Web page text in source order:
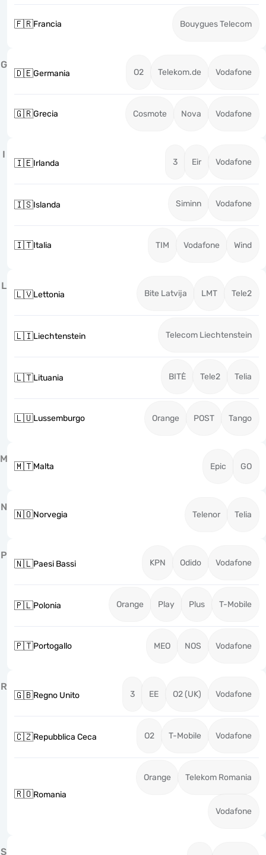
🇫🇷Francia Bouygues Telecom
G
🇩🇪Germania O2 Telekom.de Vodafone
🇬🇷Grecia Cosmote Nova Vodafone
I
🇮🇪Irlanda 3 Eir Vodafone
🇮🇸Islanda Siminn Vodafone
🇮🇹Italia TIM Vodafone Wind
L
🇱🇻Lettonia Bite Latvija LMT Tele2
🇱🇮Liechtenstein Telecom Liechtenstein
🇱🇹Lituania BITĖ Tele2 Telia
🇱🇺Lussemburgo Orange POST Tango
M
🇲🇹Malta Epic GO
N
🇳🇴Norvegia Telenor Telia
P
🇳🇱Paesi Bassi KPN Odido Vodafone
🇵🇱Polonia Orange Play Plus T-Mobile
🇵🇹Portogallo MEO NOS Vodafone
R
🇬🇧Regno Unito 3 EE O2 (UK) Vodafone
🇨🇿Repubblica Ceca O2 T-Mobile Vodafone
🇷🇴Romania
Orange Telekom Romania
Vodafone
S